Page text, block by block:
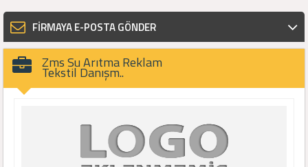
FİRMAYA E-POSTA GÖNDER
Zms Su Arıtma Reklam
Tekstil Danışm..